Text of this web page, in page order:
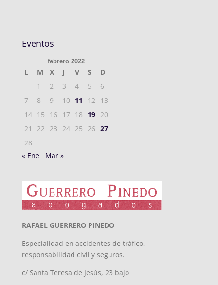
Eventos
febrero 2022
L M X J V S
D
1
2 3 4 5
6
7
8 9 10 11 12
13
14 15 16 17 18 19 20
21
22 23 24 25 26 27
28
« Ene
Mar »
RAFAEL GUERRERO PINEDO
Especialidad en accidentes de tráfico,
responsabilidad civil y seguros.
c/ Santa Teresa de Jesús, 23 bajo